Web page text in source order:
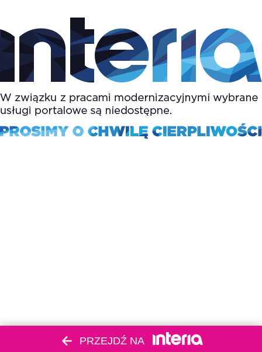
PRZEJDŹ NA